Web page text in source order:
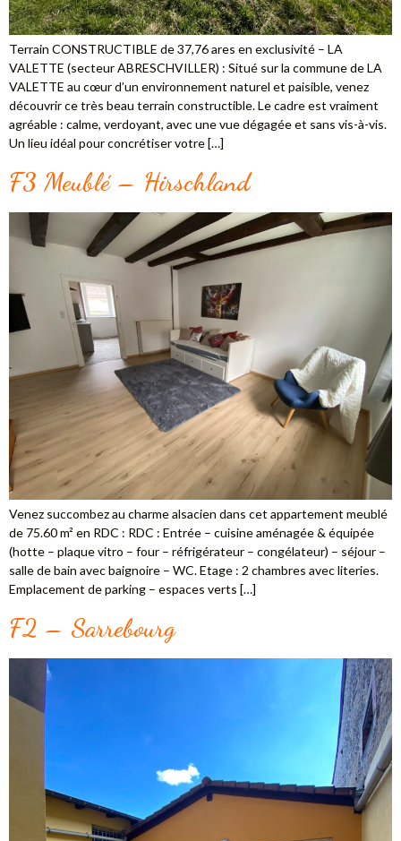
Terrain CONSTRUCTIBLE de 37,76 ares en exclusivité – LA
VALETTE (secteur ABRESCHVILLER) : Situé sur la commune de LA
VALETTE au cœur d’un environnement naturel et paisible, venez
découvrir ce très beau terrain constructible. Le cadre est vraiment
agréable : calme, verdoyant, avec une vue dégagée et sans vis-à-vis.
Un lieu idéal pour concrétiser votre […]
F3 Meublé – Hirschland
Venez succombez au charme alsacien dans cet appartement meublé
de 75.60 m² en RDC : RDC : Entrée – cuisine aménagée & équipée
(hotte – plaque vitro – four – réfrigérateur – congélateur) – séjour –
salle de bain avec baignoire – WC. Etage : 2 chambres avec literies.
Emplacement de parking – espaces verts […]
F2 – Sarrebourg